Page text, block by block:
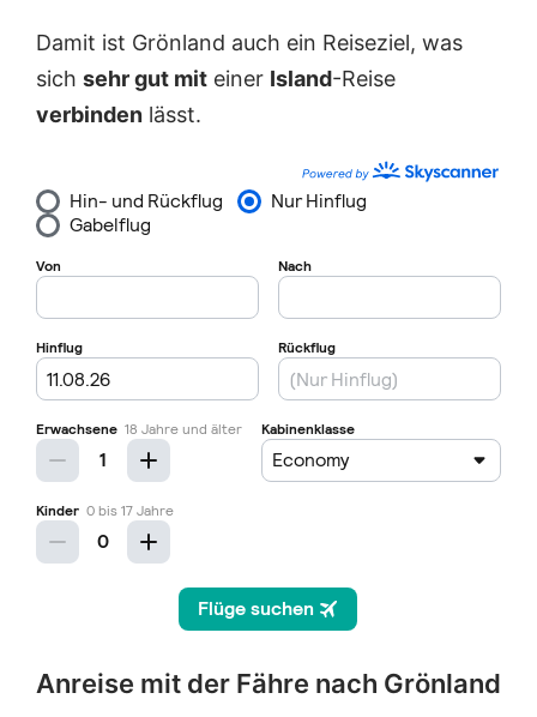
Damit ist Grönland auch ein Reiseziel, was
sich sehr gut mit einer Island-Reise
verbinden lässt.
Anreise mit der Fähre nach Grönland